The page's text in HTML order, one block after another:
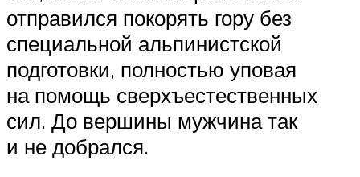
отправился покорять гору без
специальной альпинистской
подготовки, полностью уповая
на помощь сверхъестественных
сил. До вершины мужчина так
и не добрался.